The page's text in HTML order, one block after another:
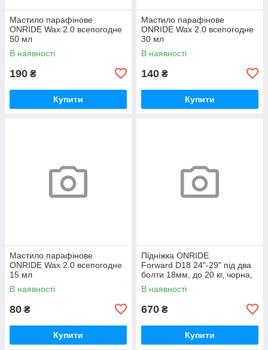
Мастило парафінове
ONRIDE Wax 2.0 всепогодне
50 мл
В наявності
190 ₴
Купити
Мастило парафінове
ONRIDE Wax 2.0 всепогодне
30 мл
В наявності
140 ₴
Купити
Мастило парафінове
ONRIDE Wax 2.0 всепогодне
15 мл
В наявності
80 ₴
Купити
Підніжка ONRIDE
Forward D18 24"-29" під два
болти 18мм, до 20 кг, чорна,
polybag
В наявності
670 ₴
Купити